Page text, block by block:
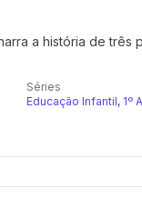
a história de três
Séries
Educação Infantil, 1º